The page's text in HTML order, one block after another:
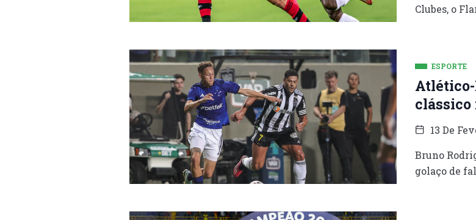
Clubes, o
ESPORTE
Atlético-
clássico
13 De
Bruno
golaço de